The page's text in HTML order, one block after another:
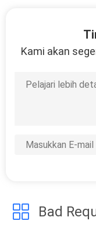
Katup
Katup
Kami akan
Bad